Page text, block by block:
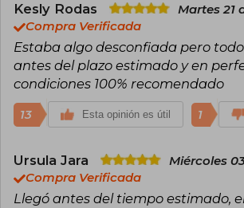
Kesly Rodas
Martes 21
Compra Verificada
Estaba algo desconfiada pero
antes del plazo estimado y en
condiciones 100% recomendado
13 Esta opinión es útil 1
Ursula Jara
Miércoles
Compra Verificada
Llegó antes del tiempo estimado,